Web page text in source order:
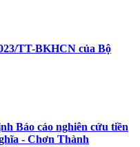
TT-BKHCN của Bộ
Báo cáo nghiên cứu tiền
- Chơn Thành